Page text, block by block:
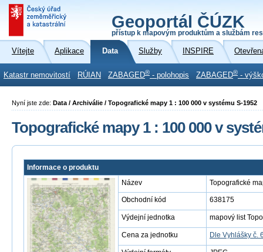
Geoportál ČÚZK
přístup k mapovým produktům a službám
Vítejte Aplikace Data Služby INSPIRE
Katastr nemovitostí RÚIAN ZABAGED® - polohopis ZABAGED® -
Nyní jste zde: Data / Archiválie / Topografické mapy 1 : 100 000 v systému S-1952
Topografické mapy 1 : 100 000 v
Informace o produktu
Název
Topografické
Obchodní kód 638175
Výdejní jednotka mapový list
Cena za jednotku Dle Vyhlášky č.